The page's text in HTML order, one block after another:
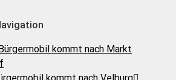
kommt nach Markt